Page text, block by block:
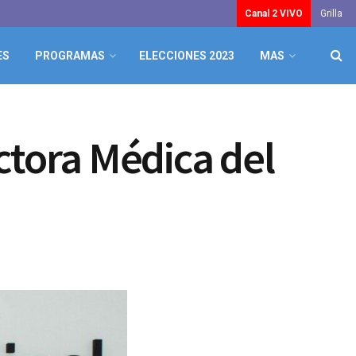
Canal 2 VIVO Grilla
PROGRAMAS ELECCIONES 2023 MAS
Médica del